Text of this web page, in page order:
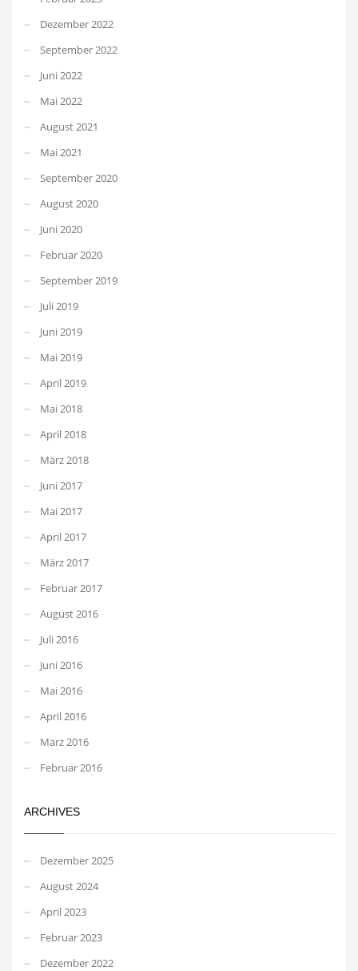
Dezember 2022
September 2022
Juni 2022
Mai 2022
August 2021
Mai 2021
September 2020
August 2020
Juni 2020
Februar 2020
September 2019
Juli 2019
Juni 2019
Mai 2019
April 2019
Mai 2018
April 2018
März 2018
Juni 2017
Mai 2017
April 2017
März 2017
Februar 2017
August 2016
Juli 2016
Juni 2016
Mai 2016
April 2016
März 2016
Februar 2016
ARCHIVES
Dezember 2025
August 2024
April 2023
Februar 2023
Dezember 2022